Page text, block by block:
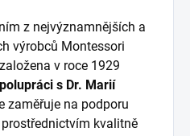
z nejvýznamnějších a
výrobců Montessori
v roce 1929
s Dr. Marií
zaměřuje na podporu
prostřednictvím kvalitně